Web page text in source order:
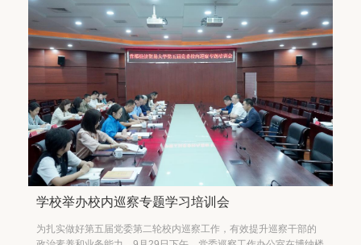
学校举办校内巡察专题学习培训会
为扎实做好第五届党委第二轮校内巡察工作，有效提升巡察干部的